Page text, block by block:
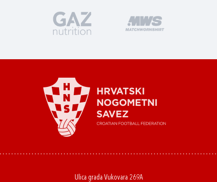
Ulica grada Vukovara 269A